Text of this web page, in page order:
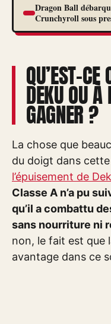
Dragon Ball
Crunchyroll sous
QU’EST-
DEKU OU
GAGNER ?
La chose que
du doigt dans
l’épuisement de
Classe A n’a pu
qu’il a combattu
sans nourriture ni
non, le fait est que
avantage dans ce